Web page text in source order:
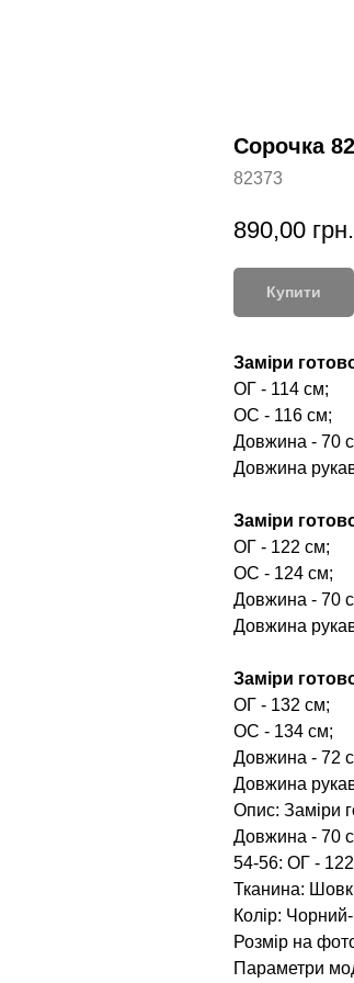
Сорочка
82373
890,00 грн.
Купити
Заміри
ОГ - 114 см;
ОС - 116 см;
Довжина - 70
Довжина
Заміри
ОГ - 122 см;
ОС - 124 см;
Довжина - 70
Довжина
Заміри
ОГ - 132 см;
ОС - 134 см;
Довжина - 72
Довжина
Опис: Заміри
Довжина - 70
54-56: ОГ -
Тканина:
Колір: Чорний-
Розмір на
Параметри